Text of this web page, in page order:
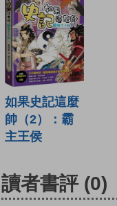
如果史記這麼
帥（2）：霸
主王侯
讀者書評 (0)